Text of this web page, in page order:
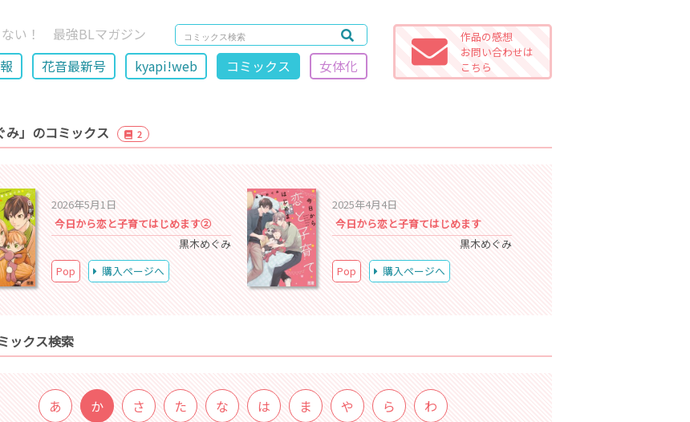
ない！ 最強BLマガジン
花音最新号 kyapi!web コミックス 女体化
作品の感想
お問い合わせは
こちら
み」のコミックス 2
2026年5月1日
今日から恋と子育てはじめます②
黒木めぐみ
Pop
購入ページへ
2025年4月4日
今日から恋と子育てはじめます
黒木めぐみ
Pop
購入ページへ
ックス検索
あ か さ た な は ま や ら わ